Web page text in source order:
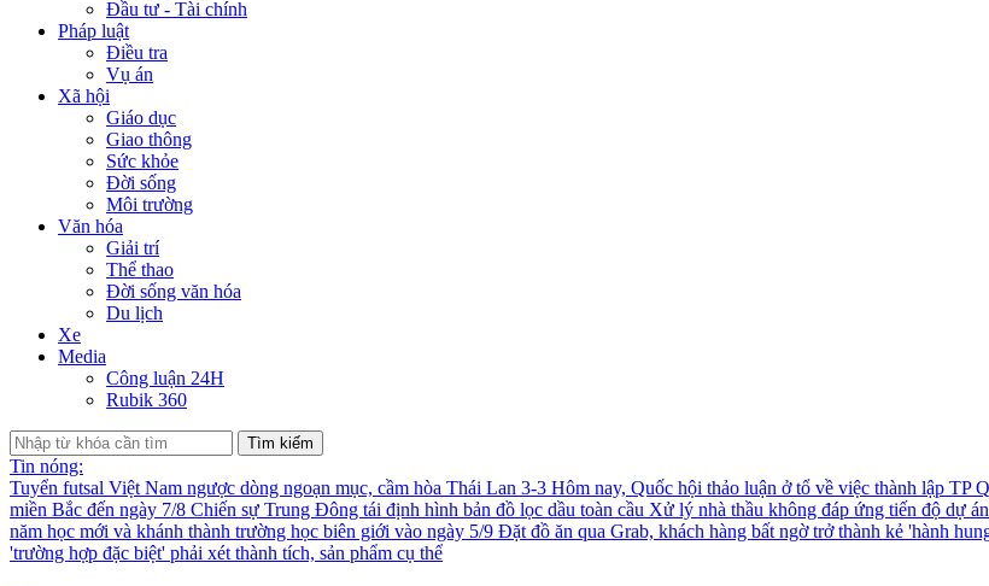
Đầu tư - Tài chính
Pháp luật
Điều tra
Vụ án
Xã hội
Giáo dục
Giao thông
Sức khỏe
Đời sống
Môi trường
Văn hóa
Giải trí
Thể thao
Đời sống văn hóa
Du lịch
Xe
Media
Công luận 24H
Rubik 360
Tìm kiếm
Tin nóng:
Tuyển futsal Việt Nam ngược dòng ngoạn mục, cầm hòa Thái Lan 3-3 Hôm nay, Quốc hội thảo luận ở tổ về việc thành lập TP
miền Bắc đến ngày 7/8 Chiến sự Trung Đông tái định hình bản đồ lọc dầu toàn cầu Xử lý nhà thầu không đáp ứng tiến độ dự
năm học mới và khánh thành trường học biên giới vào ngày 5/9 Đặt đồ ăn qua Grab, khách hàng bất ngờ trở thành kẻ 'hành
'trường hợp đặc biệt' phải xét thành tích, sản phẩm cụ thể